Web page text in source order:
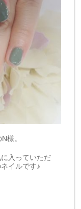
様。
入っていただ
イルです♪